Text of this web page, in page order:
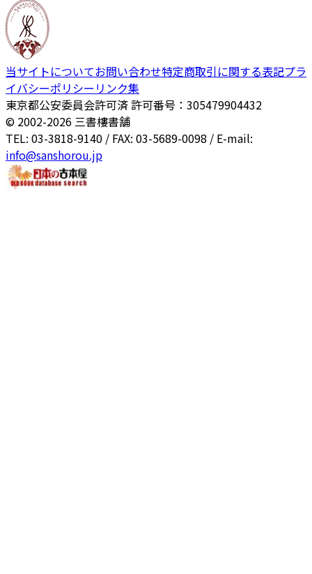
当サイトについてお問い合わせ特定商取引に関する表記プラ
イバシーポリシー リンク集
東京都公安委員会許可済 許可番号：305479904432
© 2002-2026 三書樓書舗
TEL: 03-3818-9140 / FAX: 03-5689-0098 / E-mail:
info@sanshorou.jp